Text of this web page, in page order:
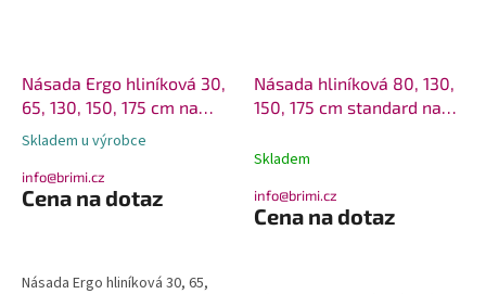
Násada Ergo hliníková 30,
65, 130, 150, 175 cm na
Kobra
Průměrné
produktu
je
hvězdiček.
Skladem u výrobce
info@brimi.cz
Cena na dotaz
Násada Ergo hliníková 30, 65,
Násada hliníková 80, 130,
150, 175 cm standard na
Skladem
info@brimi.cz
Cena na dotaz